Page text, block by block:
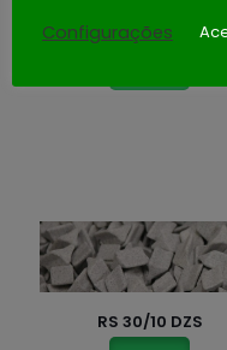
RS 30/10 DZS
Configurações